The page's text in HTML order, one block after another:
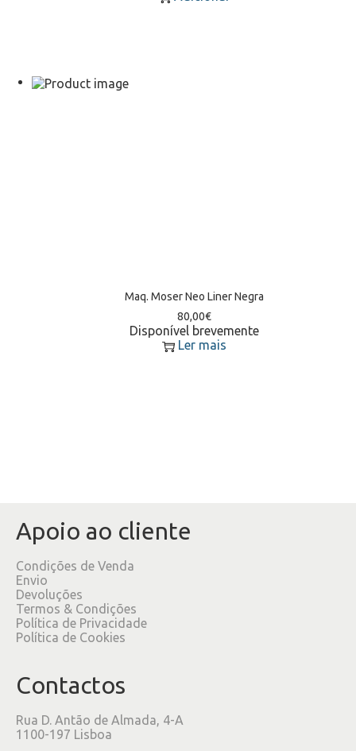
Maq. Moser Neo Liner Negra
80,00€
Disponível brevemente
Ler mais
Apoio ao cliente
Condições de Venda
Envio
Devoluções
Termos & Condições
Política de Privacidade
Política de Cookies
Contactos
Rua D. Antão de Almada, 4-A
1100-197 Lisboa